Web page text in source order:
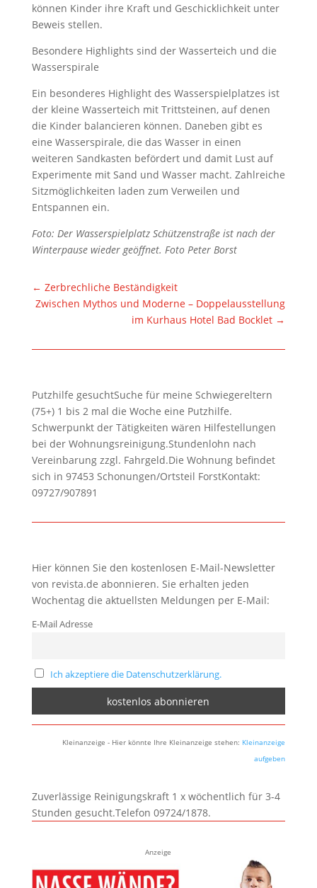
können Kinder ihre Kraft und Geschicklichkeit unter
Beweis stellen.
Besondere Highlights sind der Wasserteich und die
Wasserspirale
Ein besonderes Highlight des Wasserspielplatzes ist
der kleine Wasserteich mit Trittsteinen, auf denen
die Kinder balancieren können. Daneben gibt es
eine Wasserspirale, die das Wasser in einen
weiteren Sandkasten befördert und damit Lust auf
Experimente mit Sand und Wasser macht. Zahlreiche
Sitzmöglichkeiten laden zum Verweilen und
Entspannen ein.
Foto: Der Wasserspielplatz Schützenstraße ist nach der
Winterpause wieder geöffnet. Foto Peter Borst
← Zerbrechliche Beständigkeit
Zwischen Mythos und Moderne – Doppelausstellung
im Kurhaus Hotel Bad Bocklet →
Putzhilfe gesuchtSuche für meine Schwiegereltern
(75+) 1 bis 2 mal die Woche eine Putzhilfe.
Schwerpunkt der Tätigkeiten wären Hilfestellungen
bei der Wohnungsreinigung.Stundenlohn nach
Vereinbarung zzgl. Fahrgeld.Die Wohnung befindet
sich in 97453 Schonungen/Ortsteil ForstKontakt:
09727/907891
Hier können Sie den kostenlosen E-Mail-Newsletter
von revista.de abonnieren. Sie erhalten jeden
Wochentag die aktuellsten Meldungen per E-Mail:
E-Mail Adresse
Ich akzeptiere die Datenschutzerklärung.
Kleinanzeige - Hier könnte Ihre Kleinanzeige stehen: Kleinanzeige
aufgeben
Zuverlässige Reinigungskraft 1 x wöchentlich für 3-4
Stunden gesucht.Telefon 09724/1878.
Anzeige